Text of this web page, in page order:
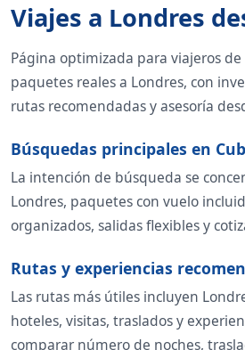
Viajes a Londres
Página optimizada para viajeros
paquetes reales a Londres, con
rutas recomendadas y asesoría
Búsquedas principales en
La intención de búsqueda se
Londres, paquetes con vuelo
organizados, salidas flexibles y
Rutas y experiencias
Las rutas más útiles incluyen
hoteles, visitas, traslados y
comparar número de noches,